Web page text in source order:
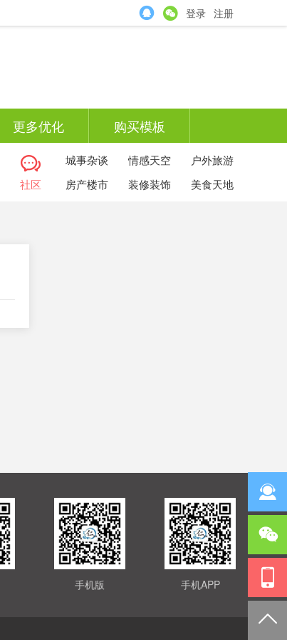
登录 注册
更多优化 购买模板
社区
城事杂谈 情感天空
户外旅游
房产楼市
装修装饰 美食天地
手机APP
手机版